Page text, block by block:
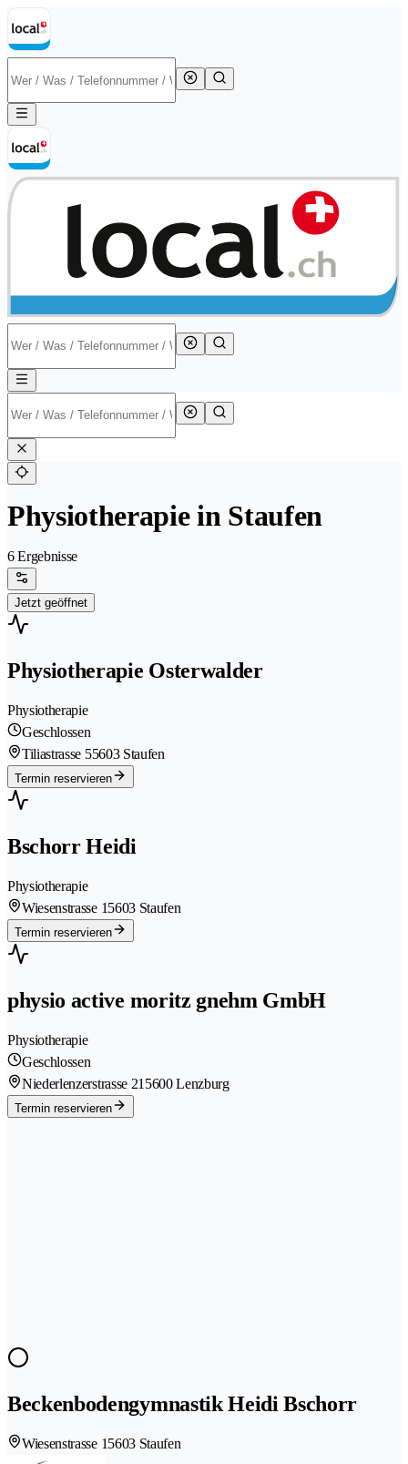
Physiotherapie in Staufen
6 Ergebnisse
Jetzt geöffnet
Physiotherapie Osterwalder
Physiotherapie
Geschlossen
Tiliastrasse 55603 Staufen
Termin reservieren
Bschorr Heidi
Physiotherapie
Wiesenstrasse 15603 Staufen
Termin reservieren
physio active moritz gnehm GmbH
Physiotherapie
Geschlossen
Niederlenzerstrasse 21 5600 Lenzburg
Termin reservieren
Beckenbodengymnastik Heidi Bschorr
Wiesenstrasse 15603 Staufen